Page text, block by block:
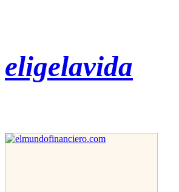
eligelavida